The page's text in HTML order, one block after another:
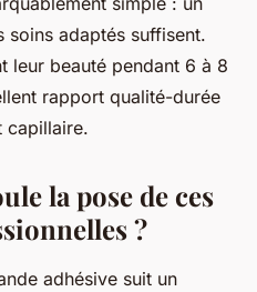
soins adaptés suffisent.
leur beauté pendant 6 à 8
rapport qualité-durée
capillaire.
la pose de ces
?
adhésive suit un